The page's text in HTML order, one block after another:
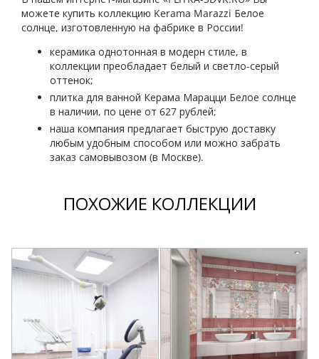
можете купить коллекцию Kerama Marazzi Белое
солнце, изготовленную на фабрике в России!
керамика однотонная в модерн стиле, в
коллекции преобладает белый и светло-серый
оттенок;
плитка для ванной Керама Марацци Белое солнце
в наличии, по цене от 627 рублей;
наша компания предлагает быструю доставку
любым удобным способом или можно забрать
заказ самовывозом (в Москве).
ПОХОЖИЕ КОЛЛЕКЦИИ